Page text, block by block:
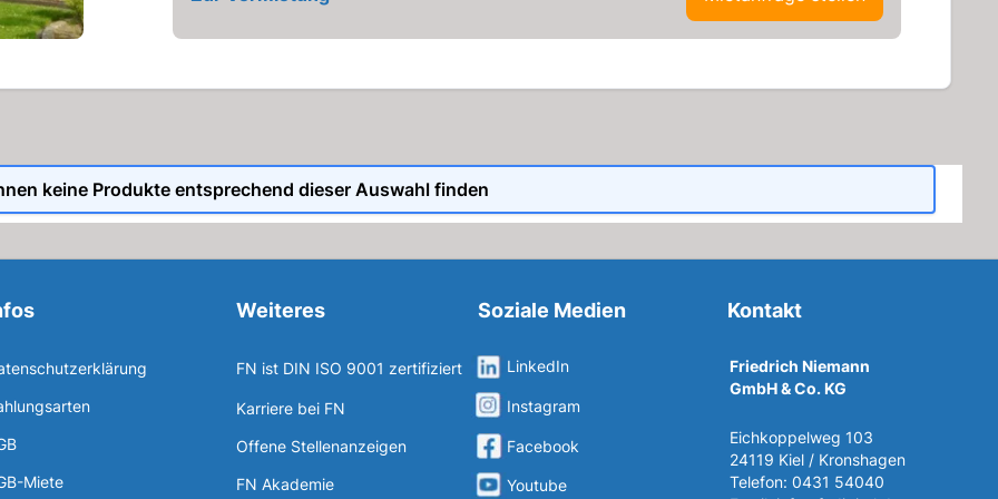
keine Produkte entsprechend dieser Auswahl finden
Miete
Weiteres
FN ist DIN ISO 9001 zertifiziert
Karriere bei FN
Offene Stellenanzeigen
FN Akademie
Soziale Medien
LinkedIn
Instagram
Facebook
Youtube
Kontakt
Friedrich Niemann
GmbH & Co. KG
Eichkoppelweg 103
24119 Kiel / Kronshagen
Telefon: 0431 54040